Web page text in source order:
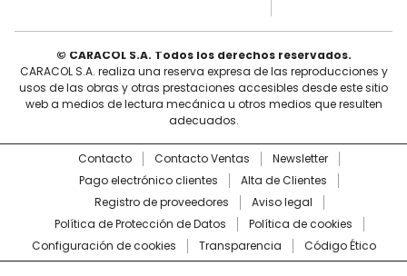
© CARACOL S.A. Todos los derechos reservados.
CARACOL S.A. realiza una reserva expresa de las reproducciones y
usos de las obras y otras prestaciones accesibles desde este sitio
web a medios de lectura mecánica u otros medios que resulten
adecuados.
Contacto Contacto Ventas
Newsletter
Pago electrónico clientes
Alta de Clientes
Registro de proveedores
Aviso legal
Política de Protección de Datos
Política de cookies
Configuración de cookies
Transparencia Código Ético